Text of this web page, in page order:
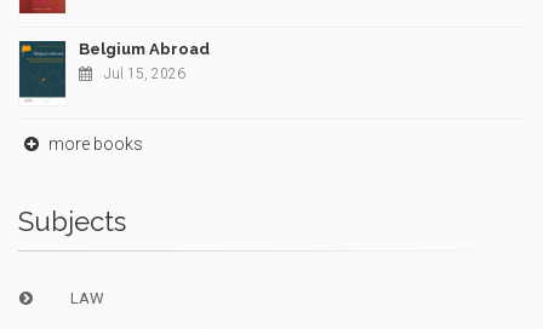
Belgium Abroad
Jul 15, 2026
more books
Subjects
LAW